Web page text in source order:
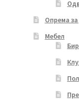
Опрема
Мебел